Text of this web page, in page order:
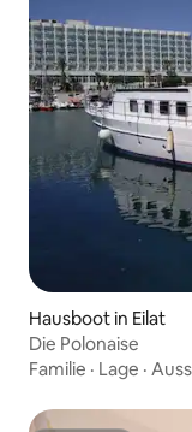
Hausboot in Eilat
Die Polonaise
Familie · Lage ·